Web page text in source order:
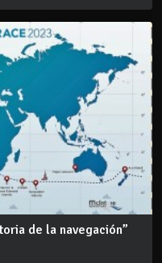
de la navegación”